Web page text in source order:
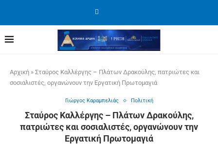
Αρχική » Σταύρος Καλλέργης – Πλάτων Δρακούλης, πατριώτες και
σοσιαλιστές, οργανώνουν την Εργατική Πρωτομαγιά
Γιώργος Καραμπελιάς Πολιτική
Σταύρος Καλλέργης – Πλάτων Δρακούλης,
πατριώτες και σοσιαλιστές, οργανώνουν την
Εργατική Πρωτομαγιά